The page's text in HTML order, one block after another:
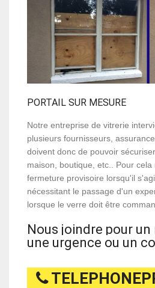
PORTAIL SUR MESURE
Notre entreprise de vitrerie
plusieurs fournisseurs,
doivent donc de pouvoir
maison, boutique, etc.. Pour cela
fermeture provisoire lorsqu'il
nécessitant le passage d'un
lorsque le verre doit être
Nous joindre pour un
une urgence ou un